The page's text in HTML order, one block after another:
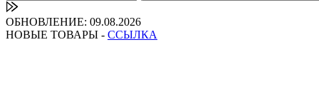
ОБНОВЛЕНИЕ: 09.08.2026
НОВЫЕ ТОВАРЫ - ССЫЛКА